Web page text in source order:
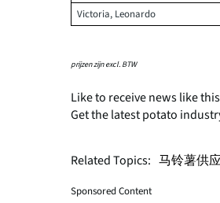
Victoria, Leonardo
prijzen zijn excl. BTW
Like to receive news like
Get the latest potato
Related Topics: 马铃薯供
Sponsored Content